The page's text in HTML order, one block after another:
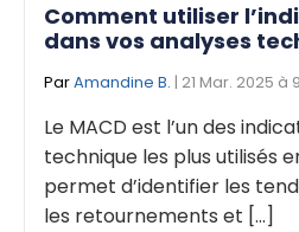
Comment utiliser
dans vos analyses
ParAmandine B. | 21 Mar. 2025 à
Le MACD est l’un des
technique les plus utilisés
permet d’identifier les
les retournements et [...]